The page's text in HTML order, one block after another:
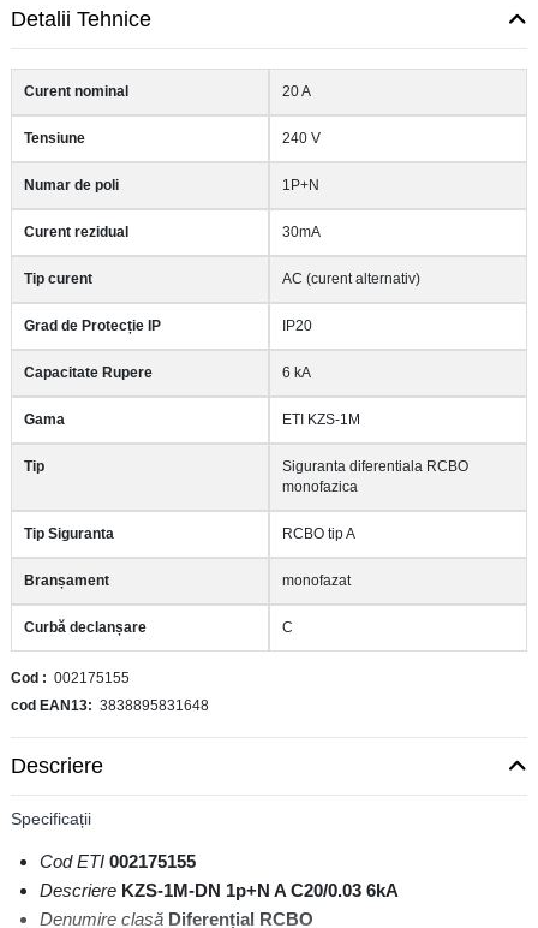
Detalii Tehnice
Curent nominal 20 A
Tensiune 240 V
Numar de poli 1P+N
Curent rezidual 30mA
Tip curent AC (curent alternativ)
Grad de Protecție IP IP20
Capacitate Rupere 6 kA
Gama ETI KZS-1M
Tip
Siguranta diferentiala RCBO
monofazica
Tip Siguranta RCBO tip A
Branșament monofazat
Curbă declanșare C
Cod
002175155
cod EAN13
3838895831648
Descriere
Specificații
Cod ETI 002175155
Descriere KZS-1M-DN 1p+N A C20/0.03 6kA
Denumire clasă Diferențial RCBO